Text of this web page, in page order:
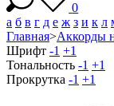
0
а б в г д е ж з и к л
Главная>Аккорды
Шрифт -1 +1
Тональность -1 +1
Прокрутка -1 +1